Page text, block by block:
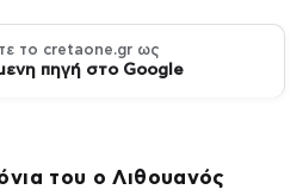
το cretaone.gr ως
πηγή στο Google
του ο Λιθουανός